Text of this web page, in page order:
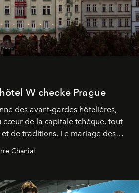
W checke Prague
des avant-gardes hôtelières,
cœur de la capitale tchèque, tout
de traditions. Le mariage des
Chanial